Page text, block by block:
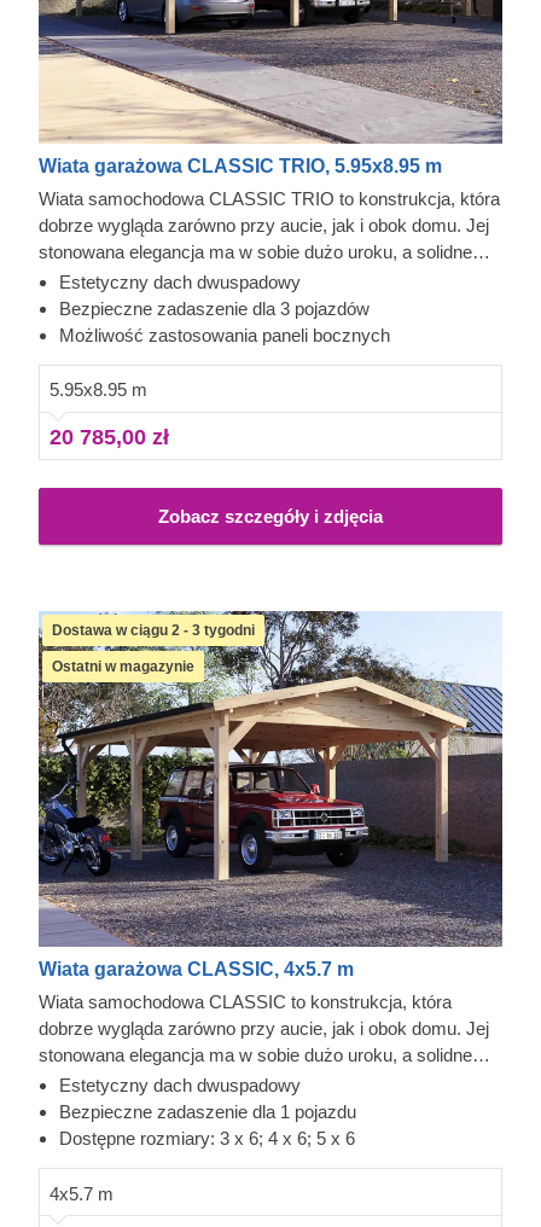
Wiata garażowa CLASSIC TRIO, 5.95x8.95 m
Wiata samochodowa CLASSIC TRIO to konstrukcja, która
dobrze wygląda zarówno przy aucie, jak i obok domu. Jej
stonowana elegancja ma w sobie dużo uroku, a solidne
wykonanie daje poczucie niezawodności. Z każdej strony
auta, a nawet dwóch lub trzech aut, masz wygodny
dostęp, więc łatwo je umyć, sprawdzić albo wykonać
do przechowywania. To projekt, który można zrealizować
dość szybko, a po montażu od razu wnosi więcej
porządku i spokoju do codziennego użytkowania posesji.
Dodatkowe akcesoria, w tym panele ścienne, pozwalają
też częściowo zabudować jedną lub dwie strony wiaty,
żeby lepiej osłonić ją przed warunkami atmosferycznymi.
Estetyczny dach dwuspadowy
Bezpieczne zadaszenie dla 3 pojazdów
Możliwość zastosowania paneli bocznych
5.95x8.95 m
20 785,00 zł
Zobacz szczegóły i zdjęcia
Dostawa w ciągu 2 - 3 tygodni
Ostatni w magazynie
Wiata garażowa CLASSIC, 4x5.7 m
Wiata samochodowa CLASSIC to konstrukcja, która
dobrze wygląda zarówno przy aucie, jak i obok domu. Jej
stonowana elegancja ma w sobie dużo uroku, a solidne
wykonanie daje poczucie niezawodności. Z każdej strony
samochodu masz wygodny dostęp, więc łatwo go umyć,
sprawdzić albo wykonać drobne prace, a przy okazji
projekt, który można zrealizować dość szybko, a po
montażu od razu wnosi więcej porządku i spokoju do
Estetyczny dach dwuspadowy
Bezpieczne zadaszenie dla 1 pojazdu
Dostępne rozmiary: 3 x 6; 4 x 6; 5 x 6
4x5.7 m